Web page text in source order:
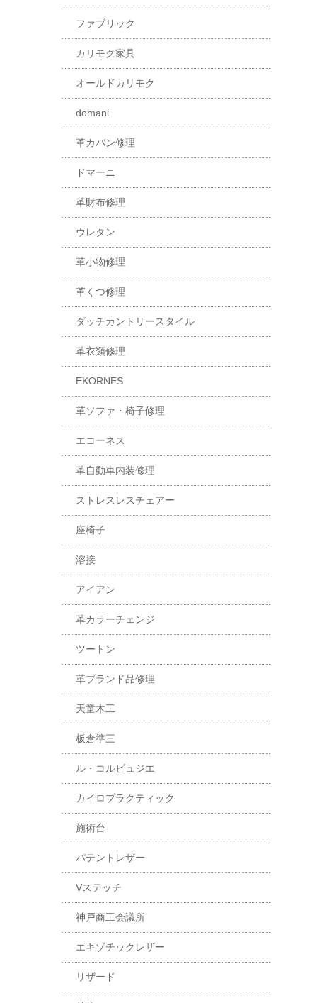
ファブリック
カリモク家具
オールドカリモク
domani
革カバン修理
ドマーニ
革財布修理
ウレタン
革小物修理
革くつ修理
ダッチカントリースタイル
革衣類修理
EKORNES
革ソファ・椅子修理
エコーネス
革自動車内装修理
ストレスレスチェアー
座椅子
溶接
アイアン
革カラーチェンジ
ツートン
革ブランド品修理
天童木工
板倉準三
ル・コルビュジエ
カイロプラクティック
施術台
パテントレザー
Vステッチ
神戸商工会議所
エキゾチックレザー
リザード